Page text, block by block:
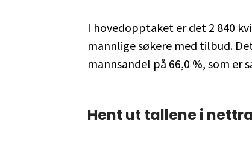
I hovedopptaket er det 2 840
mannlige søkere med tilbud.
mannsandel på 66,0 %, som er
Hent ut tallene i